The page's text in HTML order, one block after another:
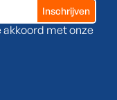
akkoord met onze